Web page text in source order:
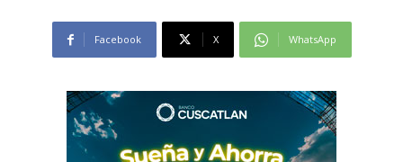
Facebook X WhatsApp